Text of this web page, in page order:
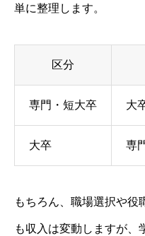
単に整理します。
区分
専門・短大卒 大
大卒 専
もちろん、職場選択や役
も収入は変動しますが、